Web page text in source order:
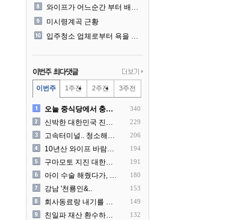
와이프가 어느순간 부터 배달..
미시령계곡 근황
입주청소 업체로부터 욕을 먹..
이번주 1주전 2주전 3주전
오늘 중식당에서 충격 목격담 340
신박한 대한민국 진상 근황 229
고속터미널.. 청소해주시는.. 206
10년산 와이프 바람나서 이.. 194
구마모토 지진 대한항공 생수.. 191
아이 수술 해줬다가, 부모에.. 180
강남 '천룡인&.. 153
회사동료랑 내기를 했습니다 149
친일파 재산 환수하겠다! 132